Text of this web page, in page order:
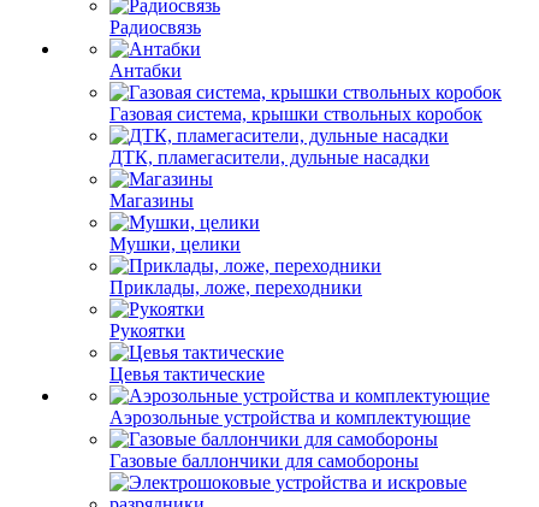
Радиосвязь
Антабки
Газовая система, крышки ствольных коробок
ДТК, пламегасители, дульные насадки
Магазины
Мушки, целики
Приклады, ложе, переходники
Рукоятки
Цевья тактические
Аэрозольные устройства и комплектующие
Газовые баллончики для самобороны